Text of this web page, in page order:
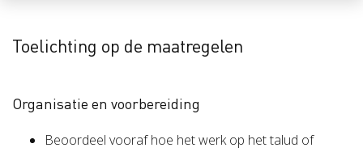
Toelichting op de maatregelen
Organisatie en voorbereiding
Beoordeel vooraf hoe het werk op het talud of